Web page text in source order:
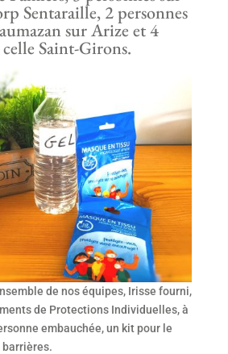
Sentaraille, 2 personnes
sur Arize et 4
Saint-Girons.
de nos équipes, Irisse fourni,
de Protections Individuelles, à
embauchée, un kit pour le
barrières.